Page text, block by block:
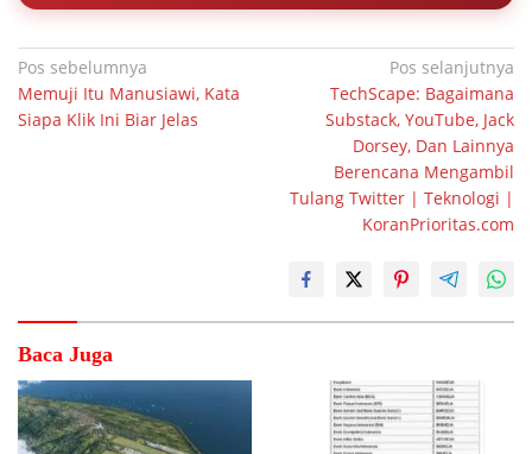
Navigasi
pos
Pos sebelumnya
Memuji Itu Manusiawi, Kata
Siapa Klik Ini Biar Jelas
Pos selanjutnya
TechScape: Bagaimana
Substack, YouTube, Jack
Dorsey, Dan Lainnya
Berencana Mengambil
Tulang Twitter | Teknologi |
KoranPrioritas.com
Baca Juga